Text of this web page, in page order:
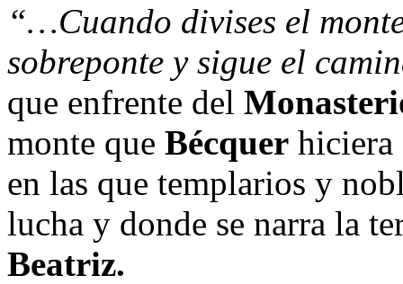
“…Cuando divises el
sobreponte y sigue el
que enfrente del
monte que Bécquer hiciera
en las que templarios y
lucha y donde se narra la
Beatriz.